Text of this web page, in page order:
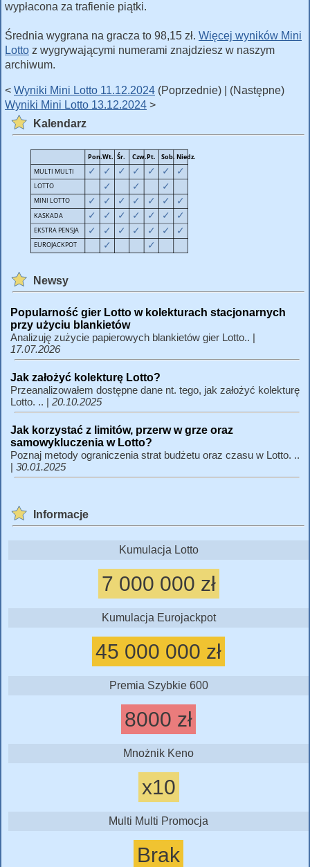
wypłacona za trafienie piątki.
Średnia wygrana na gracza to 98,15 zł. Więcej wyników Mini
Lotto z wygrywającymi numerami znajdziesz w naszym
archiwum.
< Wyniki Mini Lotto 11.12.2024 (Poprzednie) | (Następne)
Wyniki Mini Lotto 13.12.2024 >
Kalendarz
Newsy
Popularność gier Lotto w kolekturach stacjonarnych
przy użyciu blankietów
Analizuję zużycie papierowych blankietów gier Lotto.. |
17.07.2026
Jak założyć kolekturę Lotto?
Przeanalizowałem dostępne dane nt. tego, jak założyć kolekturę
Lotto. .. | 20.10.2025
Jak korzystać z limitów, przerw w grze oraz
samowykluczenia w Lotto?
Poznaj metody ograniczenia strat budżetu oraz czasu w Lotto. ..
| 30.01.2025
Informacje
Kumulacja Lotto
7 000 000 zł
Kumulacja Eurojackpot
45 000 000 zł
Premia Szybkie 600
8000 zł
Mnożnik Keno
x10
Multi Multi Promocja
Brak